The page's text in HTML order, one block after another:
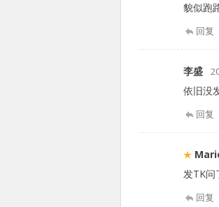
貌似跑
回复
李盛
依旧没
回复
发TK问
回复